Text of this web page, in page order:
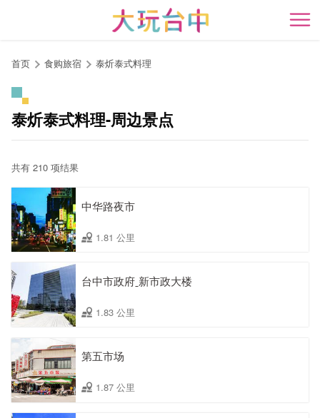
开
首页 食购旅宿 泰炘泰式料理
泰炘泰式料理-周边景点
共有 210 项结果
中华路夜市
1.81 公里
台中市政府ˍ新市政大楼
1.83 公里
第五市场
1.87 公里